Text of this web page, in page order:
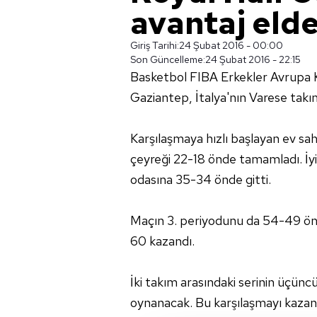
avantaj
Giriş Tarihi:24 Şubat 2016 - 00:00
Son Güncelleme:24 Şubat 2016 - 22:15
Basketbol FIBA Erkekler Avrupa
Gaziantep, İtalya'nın Varese
Karşılaşmaya hızlı başlayan ev
çeyreği 22-18 önde tamamladı.
odasına 35-34 önde gitti.
Maçın 3. periyodunu da 54-49
60 kazandı.
İki takım arasındaki serinin
oynanacak. Bu karşılaşmayı